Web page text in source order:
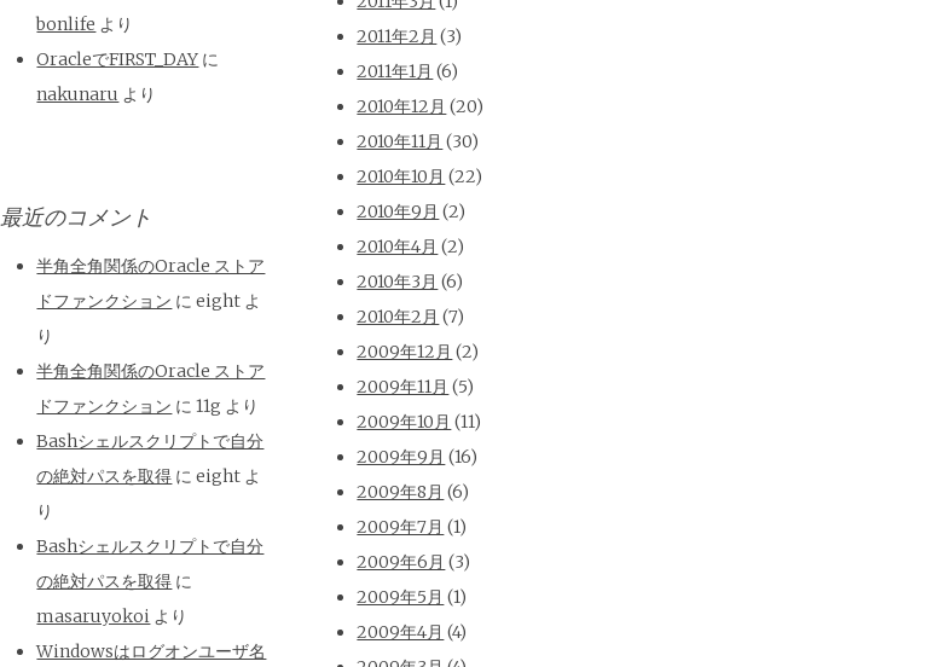
bonlife より
OracleでFIRST_DAY に
nakunaru より
最近のコメント
半角全角関係のOracle ストア
ドファンクション にeight よ
り
半角全角関係のOracle ストア
ドファンクション に11g より
Bashシェルスクリプトで自分
の絶対パスを取得 にeight よ
り
Bashシェルスクリプトで自分
の絶対パスを取得 に
masaruyokoi より
Windowsはログオンユーザ名
2011年2月 (3)
2011年1月 (6)
2010年12月 (20)
2010年11月 (30)
2010年10月 (22)
2010年9月 (2)
2010年4月 (2)
2010年3月 (6)
2010年2月 (7)
2009年12月 (2)
2009年11月 (5)
2009年10月 (11)
2009年9月 (16)
2009年8月 (6)
2009年7月 (1)
2009年6月 (3)
2009年5月 (1)
2009年4月 (4)